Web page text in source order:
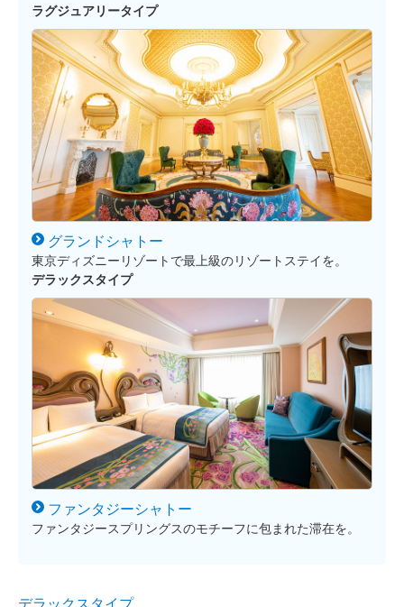
ラグジュアリータイプ
グランドシャトー
東京ディズニーリゾートで最上級のリゾートステイを。
デラックスタイプ
ファンタジーシャトー
ファンタジースプリングスのモチーフに包まれた滞在を。